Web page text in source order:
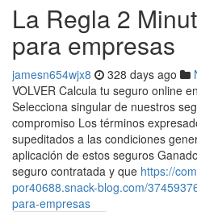
La Regla 2
para empresas
jamesn654wjx8 328 days ago
VOLVER Calcula tu seguro online
Selecciona singular de nuestros
compromiso Los términos
supeditados a las condiciones
aplicación de estos seguros
seguro contratada y que https://
por40688.snack-blog.com/
para-empresas